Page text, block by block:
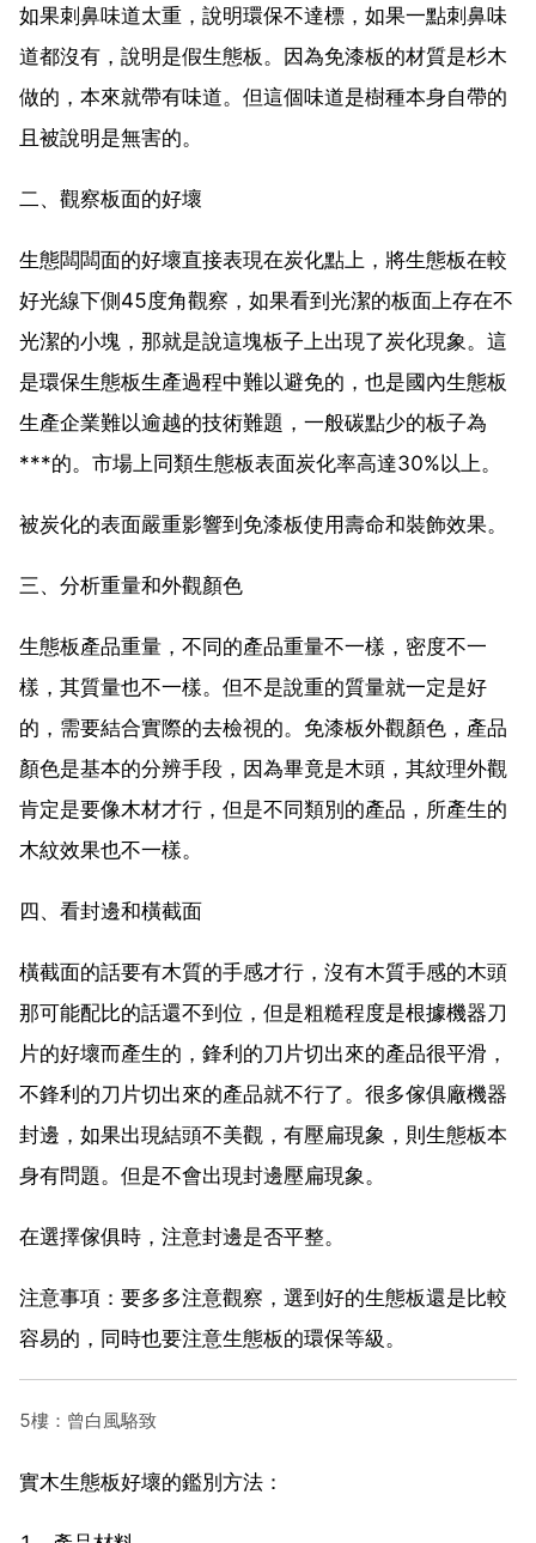
如果刺鼻味道太重，說明環保不達標，如果一點刺鼻味
道都沒有，說明是假生態板。因為免漆板的材質是杉木
做的，本來就帶有味道。但這個味道是樹種本身自帶的
且被說明是無害的。
二、觀察板面的好壞
生態闆闆面的好壞直接表現在炭化點上，將生態板在較
好光線下側45度角觀察，如果看到光潔的板面上存在不
光潔的小塊，那就是說這塊板子上出現了炭化現象。這
是環保生態板生產過程中難以避免的，也是國內生態板
生產企業難以逾越的技術難題，一般碳點少的板子為
***的。市場上同類生態板表面炭化率高達30%以上。
被炭化的表面嚴重影響到免漆板使用壽命和裝飾效果。
三、分析重量和外觀顏色
生態板產品重量，不同的產品重量不一樣，密度不一
樣，其質量也不一樣。但不是說重的質量就一定是好
的，需要結合實際的去檢視的。免漆板外觀顏色，產品
顏色是基本的分辨手段，因為畢竟是木頭，其紋理外觀
肯定是要像木材才行，但是不同類別的產品，所產生的
木紋效果也不一樣。
四、看封邊和橫截面
橫截面的話要有木質的手感才行，沒有木質手感的木頭
那可能配比的話還不到位，但是粗糙程度是根據機器刀
片的好壞而產生的，鋒利的刀片切出來的產品很平滑，
不鋒利的刀片切出來的產品就不行了。很多傢俱廠機器
封邊，如果出現結頭不美觀，有壓扁現象，則生態板本
身有問題。但是不會出現封邊壓扁現象。
在選擇傢俱時，注意封邊是否平整。
注意事項：要多多注意觀察，選到好的生態板還是比較
容易的，同時也要注意生態板的環保等級。
5樓：曾白風駱致
實木生態板好壞的鑑別方法：